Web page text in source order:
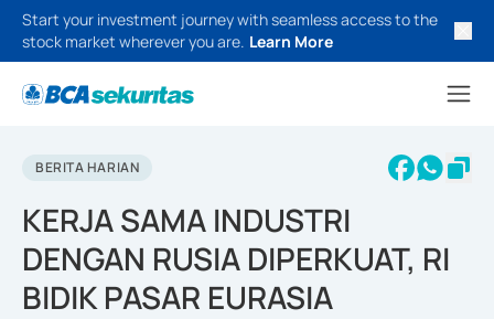
Start your investment journey with seamless access to the
stock market wherever you are. Learn More
BERITA HARIAN
KERJA SAMA INDUSTRI
DENGAN RUSIA DIPERKUAT, RI
BIDIK PASAR EURASIA